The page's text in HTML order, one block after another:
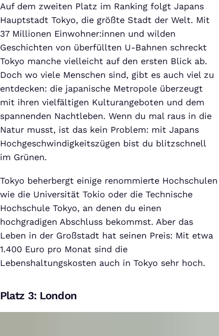
Auf dem zweiten Platz im Ranking folgt Japans
Hauptstadt Tokyo, die größte Stadt der Welt. Mit
37 Millionen Einwohner:innen und wilden
Geschichten von überfüllten U-Bahnen schreckt
Tokyo manche vielleicht auf den ersten Blick ab.
Doch wo viele Menschen sind, gibt es auch viel zu
entdecken: die japanische Metropole überzeugt
mit ihren vielfältigen Kulturangeboten und dem
spannenden Nachtleben. Wenn du mal raus in die
Natur musst, ist das kein Problem: mit Japans
Hochgeschwindigkeitszügen bist du blitzschnell
im Grünen.
Tokyo beherbergt einige renommierte Hochschulen
wie die Universität Tokio oder die Technische
Hochschule Tokyo, an denen du einen
hochgradigen Abschluss bekommst. Aber das
Leben in der Großstadt hat seinen Preis: Mit etwa
1.400 Euro pro Monat sind die
Lebenshaltungskosten auch in Tokyo sehr hoch.
Platz 3: London